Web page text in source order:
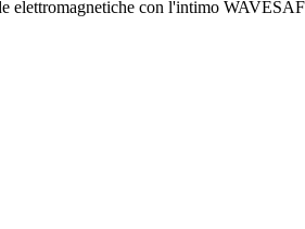
elettromagnetiche con l'intimo